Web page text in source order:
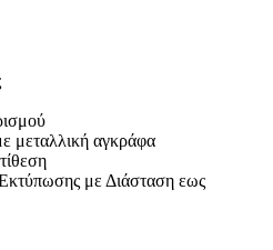
μεταλλική αγκράφα
με Διάσταση εως